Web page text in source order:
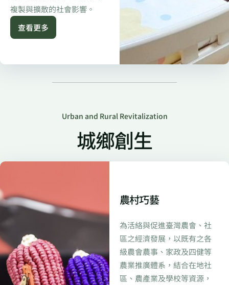
複製與擴散的社會影響。
查看更多
Urban and Rural Revitalization
城鄉創生
農村巧藝
為活絡與促進臺灣農會、社
區之經濟發展，以既有之各
級農會農事、家政及四健等
農業推廣體系，結合在地社
區、農產業及學校等資源，